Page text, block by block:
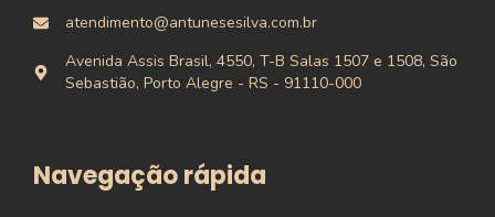
atendimento@antunesesilva.com.br
Avenida Assis Brasil, 4550, T-B Salas 1507 e 1508, São
Sebastião, Porto Alegre - RS - 91110-000
Navegação rápida